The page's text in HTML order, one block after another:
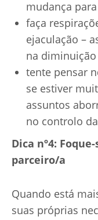
mudança
faça
ejaculação –
na
tente pensar
se estiver
assuntos
no controlo
Dica nº4:
parceiro/a
Quando está
suas próprias